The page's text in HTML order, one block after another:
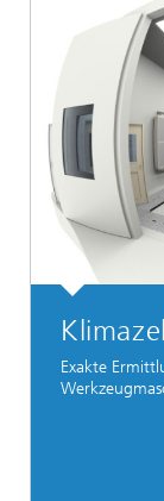
Exakte